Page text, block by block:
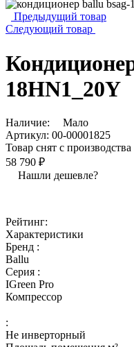
Предыдущий товар
Следующий товар
18HN1_20Y
Наличие:
Мало
Артикул: 00-00001825
Товар снят с производства
58 790 ₽
Нашли дешевле?
Рейтинг:
Характеристики
Бренд :
Ballu
Серия :
IGreen Pro
Компрессор
:
Не инверторный